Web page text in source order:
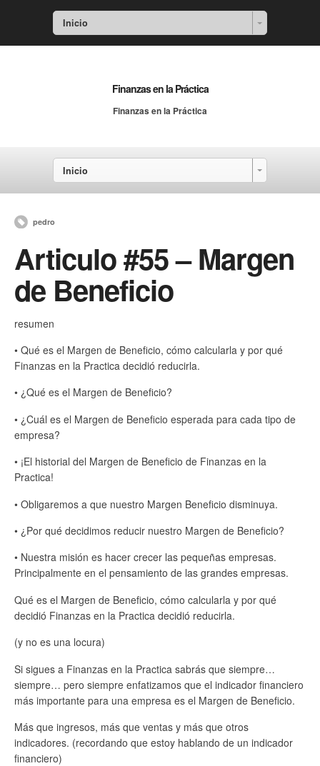
Inicio
Finanzas en la Práctica
Finanzas en la Práctica
Inicio
pedro
Articulo #55 – Margen
de Beneficio
resumen
• Qué es el Margen de Beneficio, cómo calcularla y por qué
Finanzas en la Practica decidió reducirla.
• ¿Qué es el Margen de Beneficio?
• ¿Cuál es el Margen de Beneficio esperada para cada tipo de
empresa?
• ¡El historial del Margen de Beneficio de Finanzas en la
Practica!
• Obligaremos a que nuestro Margen Beneficio disminuya.
• ¿Por qué decidimos reducir nuestro Margen de Beneficio?
• Nuestra misión es hacer crecer las pequeñas empresas.
Principalmente en el pensamiento de las grandes empresas.
Qué es el Margen de Beneficio, cómo calcularla y por qué
decidió Finanzas en la Practica decidió reducirla.
(y no es una locura)
Si sigues a Finanzas en la Practica sabrás que siempre…
siempre… pero siempre enfatizamos que el indicador financiero
más importante para una empresa es el Margen de Beneficio.
Más que ingresos, más que ventas y más que otros
indicadores. (recordando que estoy hablando de un indicador
financiero)